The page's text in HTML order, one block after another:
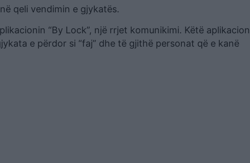
qeli vendimin e gjykatës.
“By Lock”, një rrjet komunikimi. Këtë aplikacion
e përdor si “faj” dhe të gjithë personat që e kanë